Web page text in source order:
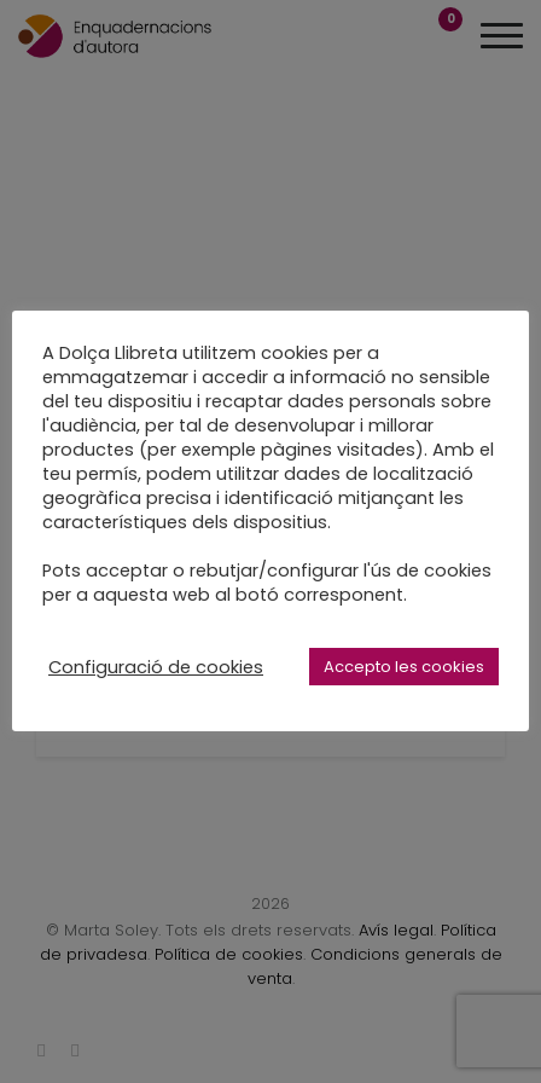
0
Obro i tanco
parèntesi
Taller d'Agost i vacances
2026
© Marta Soley. Tots els drets reservats. Avís legal. Política
de privadesa. Política de cookies. Condicions generals de
venta.
A Dolça Llibreta utilitzem cookies per a
emmagatzemar i accedir a informació no sensible
del teu dispositiu i recaptar dades personals sobre
l'audiència, per tal de desenvolupar i millorar
productes (per exemple pàgines visitades). Amb el
teu permís, podem utilitzar dades de localització
geogràfica precisa i identificació mitjançant les
característiques dels dispositius.
Pots acceptar o rebutjar/configurar l'ús de cookies
per a aquesta web al botó corresponent.
Configuració de cookies Accepto les cookies